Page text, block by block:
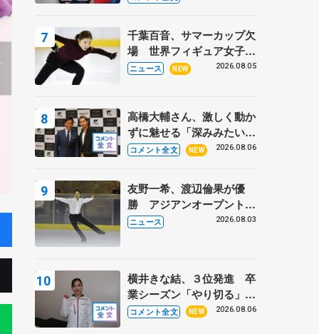
トロフィーフリー】
千葉百音、サマーカップ欠
場 世界フィギュア女子2
位
ニュース NEW 2026.08.05
高橋大輔さん、激しく動か
ずに魅せる「深みみたいな
ものは出てきている？」
ド野村忠宏さんと和気あい
あい
コメント全文 NEW 2026.08.06
友野一希、渡辺倫果が優
勝 アジアンオープントロ
フィー
ニュース 2026.08.03
横井きな結、３位発進 卒
業シーズン「やり切る」
【みなとアクルス杯SP】
コメント全文 NEW 2026.08.06